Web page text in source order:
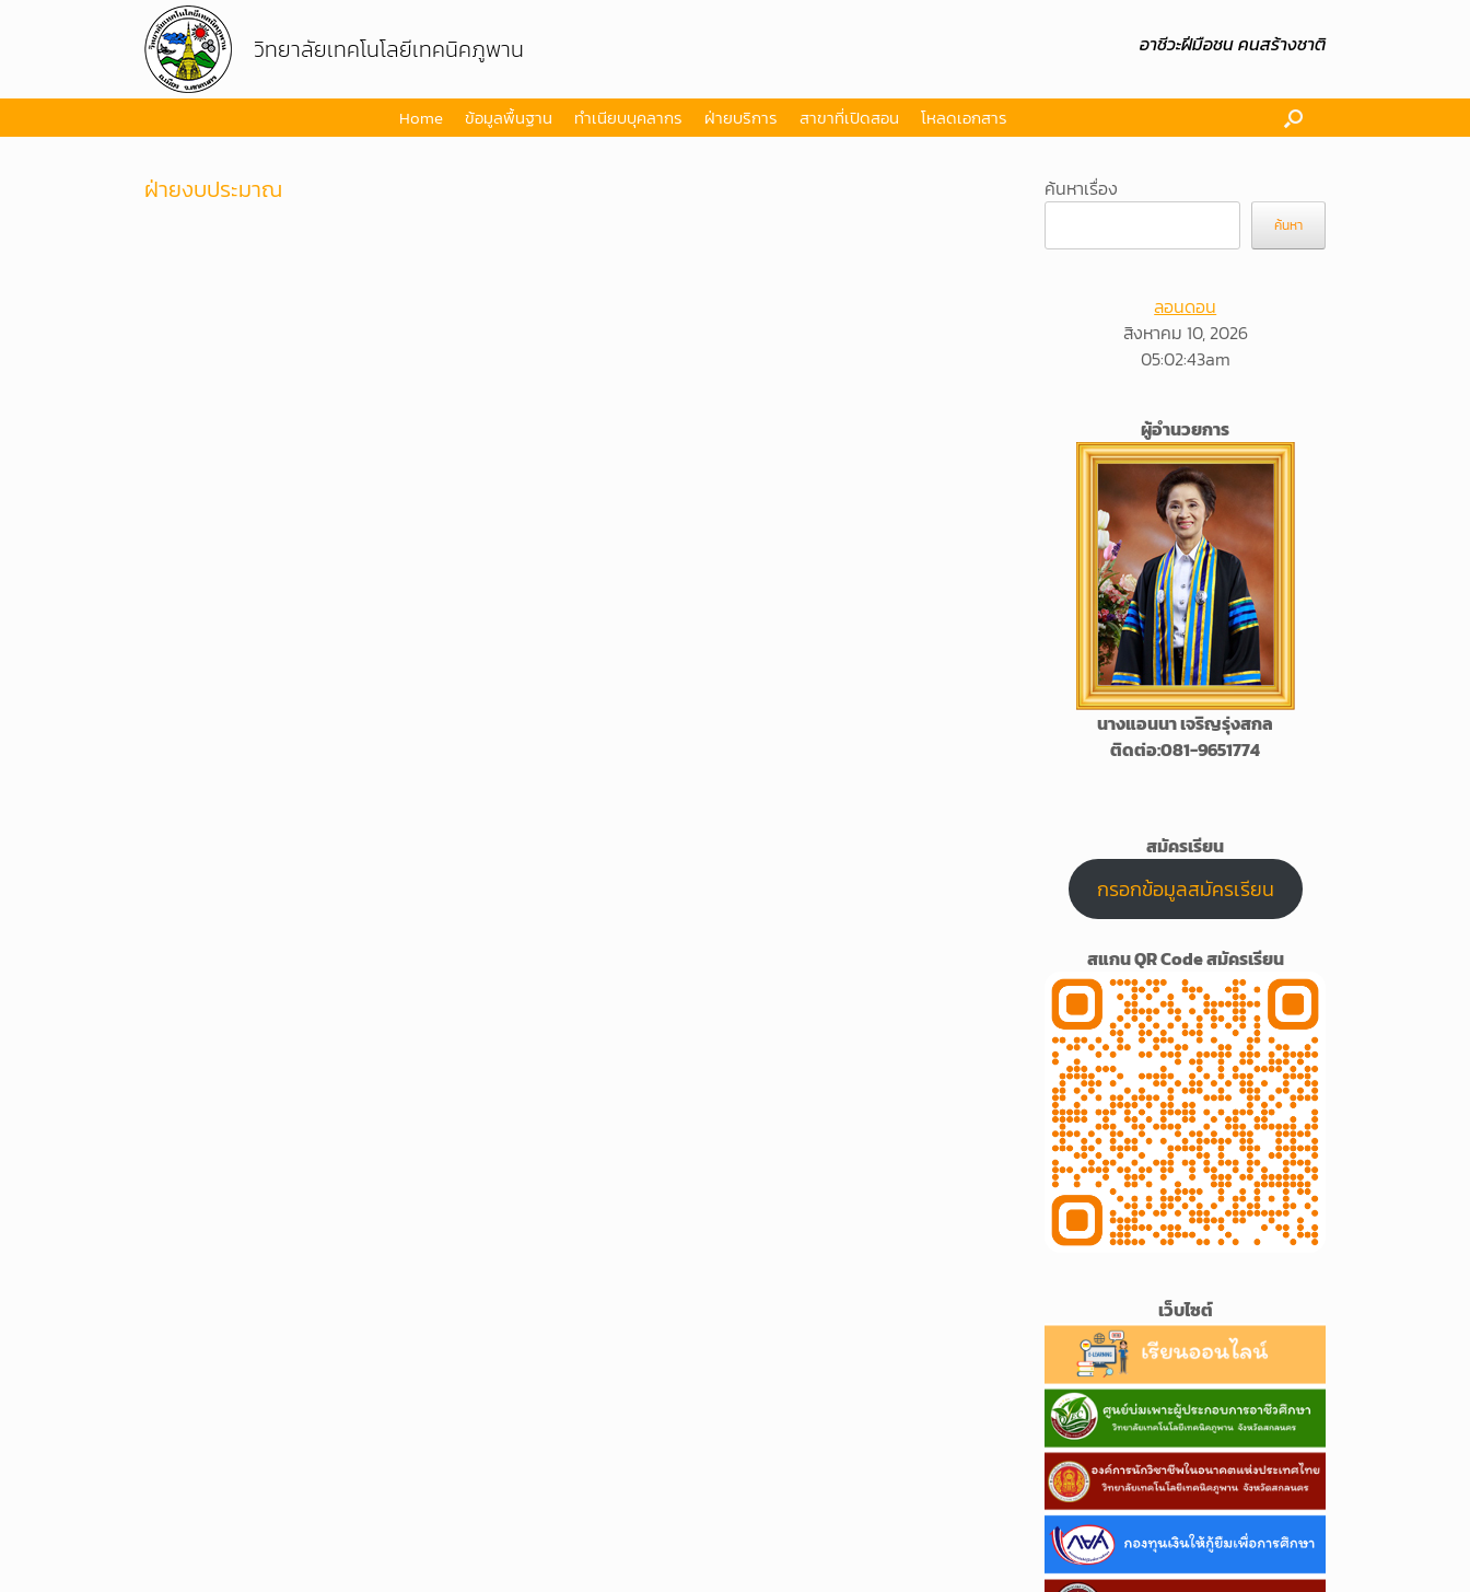
วิทยาลัยเทคโนโลยีเทคนิคภูพาน อาชีวะฝีมือชน คนสร้างชาติ
Home ข้อมูลพื้นฐาน ทำเนียบบุคลากร ฝ่ายบริการ สาขาที่เปิดสอน โหลดเอกสาร
ฝ่ายงบประมาณ ค้นหาเรื่อง
ค้นหา
ลอนดอน
สิงหาคม 10, 2026
05:02:44am
ผู้อำนวยการ
นางแอนนา เจริญรุ่งสกล
ติดต่อ:081-9651774
สมัครเรียน
กรอกข้อมูลสมัครเรียน
สแกน QR Code สมัครเรียน
เว็บไซต์